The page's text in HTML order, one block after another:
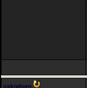
yakodsen